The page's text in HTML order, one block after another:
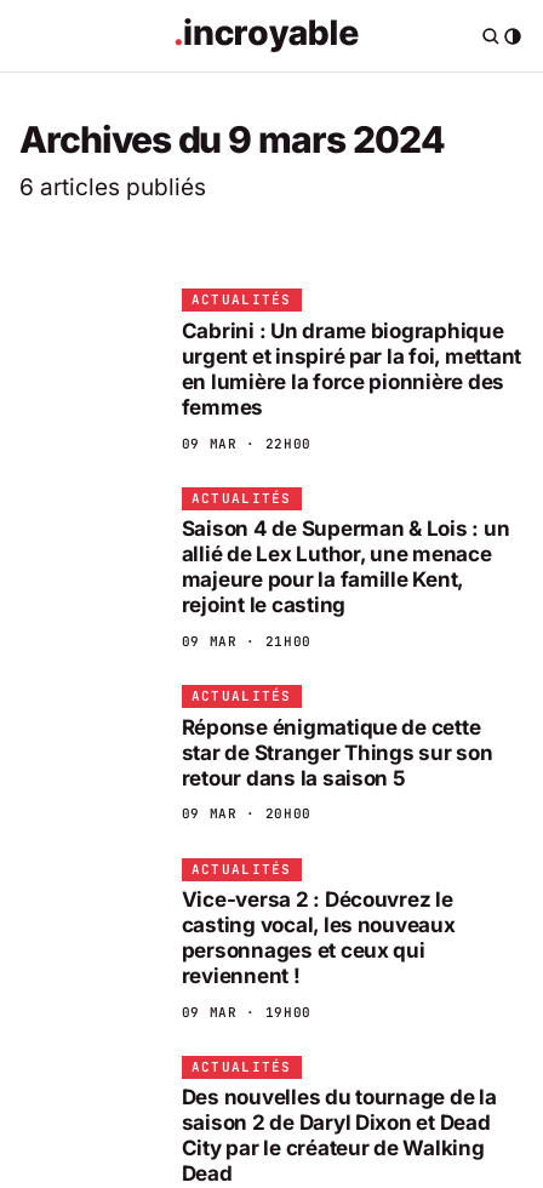
Archives du 9 mars 2024
6 articles publiés
ACTUALITÉS
Cabrini : Un drame biographique
urgent et inspiré par la foi, mettant
en lumière la force pionnière des
femmes
09 MAR · 22H00
ACTUALITÉS
Saison 4 de Superman & Lois : un
allié de Lex Luthor, une menace
majeure pour la famille Kent,
rejoint le casting
09 MAR · 21H00
ACTUALITÉS
Réponse énigmatique de cette
star de Stranger Things sur son
retour dans la saison 5
09 MAR · 20H00
ACTUALITÉS
Vice-versa 2 : Découvrez le
casting vocal, les nouveaux
personnages et ceux qui
reviennent !
09 MAR · 19H00
ACTUALITÉS
Des nouvelles du tournage de la
saison 2 de Daryl Dixon et Dead
City par le créateur de Walking
Dead